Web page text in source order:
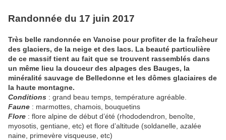
Randonnée du 17 juin 2017
Très belle randonnée en Vanoise pour profiter de la fraîcheur
des glaciers, de la neige et des lacs. La beauté particulière
de ce massif tient au fait que se trouvent rassemblés dans
un même lieu la douceur des alpages des Bauges, la
minéralité sauvage de Belledonne et les dômes glaciaires de
la haute montagne.
Conditions : grand beau temps, température agréable.
Faune : marmottes, chamois, bouquetins
Flore : flore alpine de début d’été (rhododendron, benoîte,
myosotis, gentiane, etc) et flore d’altitude (soldanelle, azalée
naine, primevère visqueuse, etc)